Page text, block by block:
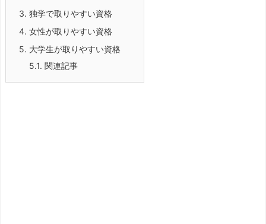
3. 独学で取りやすい資格
4. 女性が取りやすい資格
5. 大学生が取りやすい資格
5.1. 関連記事